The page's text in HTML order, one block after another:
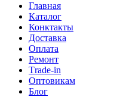
Главная
Каталог
Конктакты
Доставка
Оплата
Ремонт
Тrade-in
Оптовикам
Блог